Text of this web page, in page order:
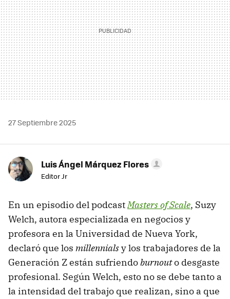
27 Septiembre 2025
Luis Ángel Márquez Flores
Editor Jr
En un episodio del podcastMasters of Scale, Suzy
Welch, autora especializada en negocios y
profesora en la Universidad de Nueva York,
declaró que los millennialsy los trabajadores de la
Generación Z están sufriendoburnouto desgaste
profesional. Según Welch, esto no se debe tanto a
la intensidad del trabajo que realizan, sino a que